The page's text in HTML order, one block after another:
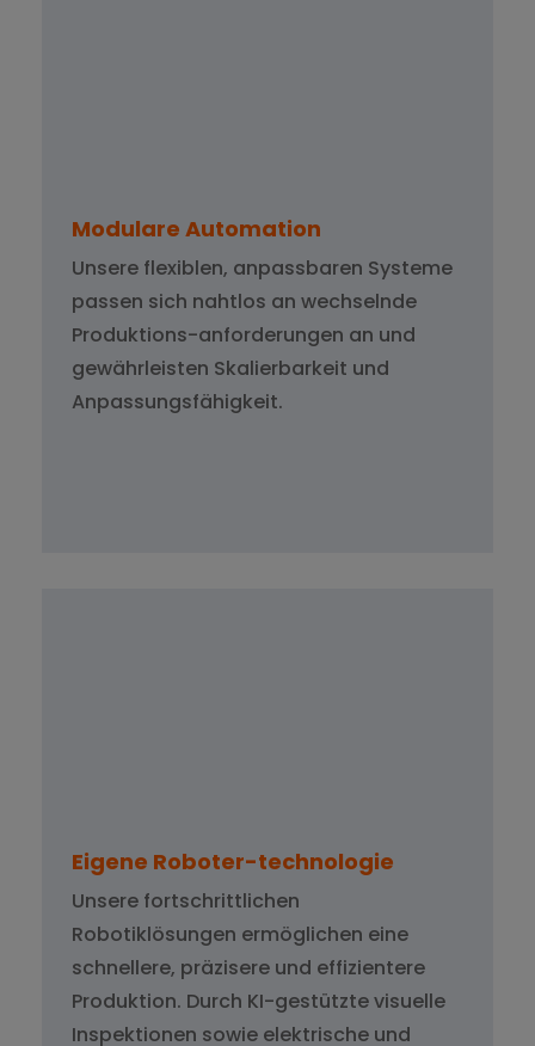
Modulare Automation
Unsere flexiblen, anpassbaren Systeme
passen sich nahtlos an wechselnde
Produktions-anforderungen an und
gewährleisten Skalierbarkeit und
Anpassungsfähigkeit.
Eigene Roboter-technologie
Unsere fortschrittlichen
Robotiklösungen ermöglichen eine
schnellere, präzisere und effizientere
Produktion. Durch KI-gestützte visuelle
Inspektionen sowie elektrische und